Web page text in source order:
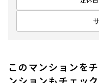
このマンションを
ンションもチェック